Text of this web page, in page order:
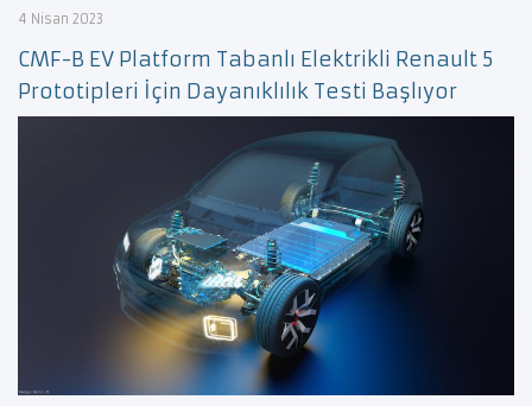
4 Nisan 2023
CMF-B EV Platform Tabanlı Elektrikli Renault 5
Prototipleri İçin Dayanıklılık Testi Başlıyor